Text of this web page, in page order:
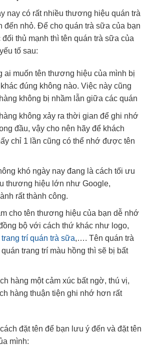
nay có rất nhiều thương hiệu quán trà
đến nhỏ. Để cho quán trà sữa của bạn
thủ mạnh thì tên quán trà sữa của
tố sau:
ai muốn tên thương hiệu của mình bị
đúng không nào. Việc này cũng
không bị nhầm lẫn giữa các quán
không xảy ra thời gian để ghi nhớ
đầu, vậy cho nên hãy để khách
chỉ 1 lần cũng có thể nhớ được tên
khó ngày nay đang là cách tối ưu
thương hiệu lớn như Google,
rất thành công.
cho tên thương hiệu của bạn dễ nhớ
bộ với cách thứ khác như logo,
trí quán trà sữa,…. Tên quán trà
trang trí màu hồng thì sẽ bị bất
hàng một cảm xúc bất ngờ, thú vị,
hàng thuận tiện ghi nhớ hơn rất
đặt tên để bạn lưu ý đến và đặt tên
mình: